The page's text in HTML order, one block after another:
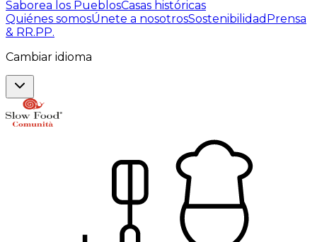
Saborea los PueblosCasas históricas
Quiénes somosÚnete a nosotrosSostenibilidad Prensa
& RR.PP.
Cambiar idioma